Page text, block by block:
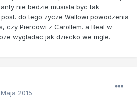
nie bedzie musiala byc tak
do tego zycze Wallowi powodzenia
czy Piercowi z Carollem. a Beal w
wygladac jak dziecko we mgle.
2015